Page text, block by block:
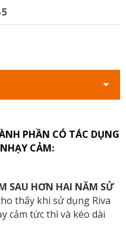
PHẦN CÓ TÁC DỤNG
CẢM:
SAU HƠN HAI NĂM SỬ
thấy khi sử dụng Riva
cảm tức thì và kéo dài